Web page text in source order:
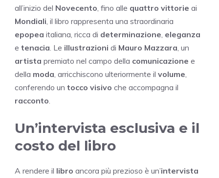
all’inizio del Novecento , fino alle quattro vittorie ai
Mondiali , il libro rappresenta una straordinaria
epopea italiana, ricca di determinazione eleganza
e tenacia . Le illustrazioni di Mauro Mazzara , un
artista premiato nel campo della comunicazione e
della moda , arricchiscono ulteriormente il volume
conferendo un tocco visivo che accompagna il
racconto
Un’intervista esclusiva e il
costo del libro
A rendere il libro ancora più prezioso è un’intervista